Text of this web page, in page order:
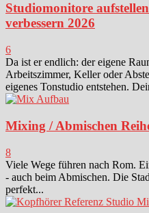
Studiomonitore
verbessern 2026
6
Da ist er endlich: der eigene
Arbeitszimmer, Keller oder
eigenes Tonstudio entstehen.
Mixing / Abmischen
8
Viele Wege führen nach Rom.
- auch beim Abmischen. Die
perfekt...